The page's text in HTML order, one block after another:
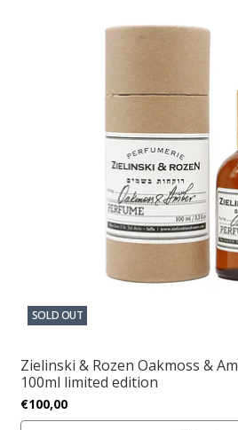
SOLD OUT
Zielinski & Rozen Oakmoss &
100ml limited edition
€100,00